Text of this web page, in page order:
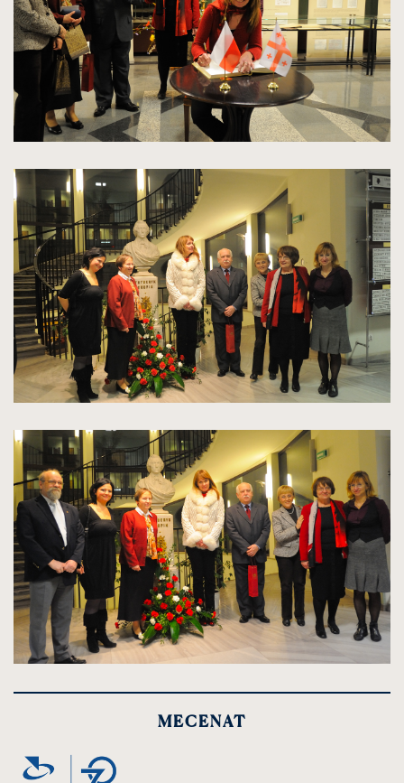
spowoduje
powiększenie
zdjęcia
do
rozmiarów
oryginalnych
spowoduje
powiększenie
zdjęcia
do
rozmiarów
oryginalnych
spowoduje
rozmiarów
oryginalnych
MECENAT